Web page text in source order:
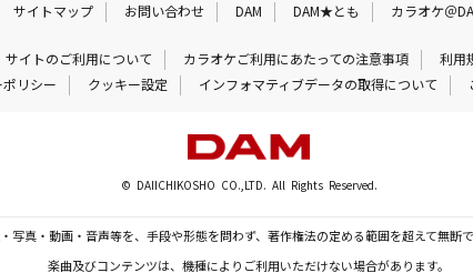
サイトマップ お問い合わせ DAM DAM★とも カラオケ＠
サイトのご利用について カラオケご利用にあたっての注意事項
利用
リシー
クッキー設定 インフォマティブデータの取得について
© DAIICHIKOSHO CO.,LTD. All Rights Reserved.
写真・動画・音声等を、手段や形態を問わず、著作権法の定める範囲を超えて無断
楽曲及びコンテンツは、機種によりご利用いただけない場合があります。